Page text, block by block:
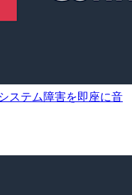
ステム障害を即座に音